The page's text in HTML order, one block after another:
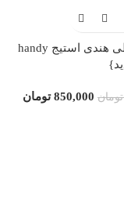
چرخ خیاطی هندی استیج handy
تومان 850,000 تومان